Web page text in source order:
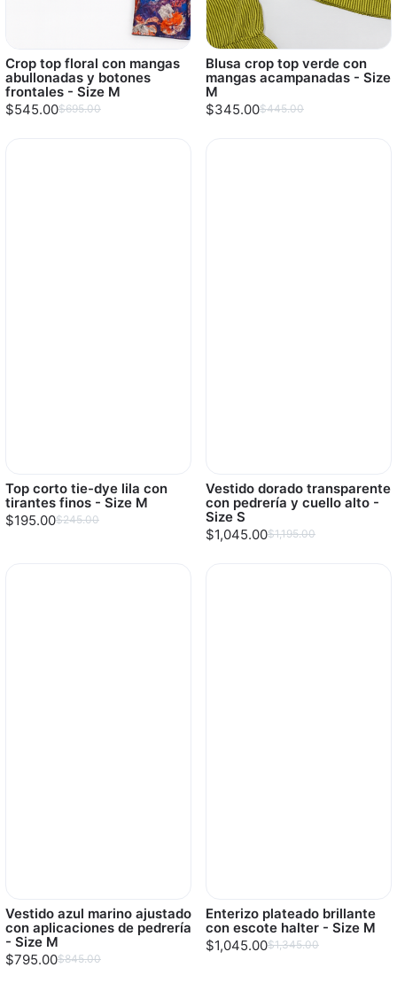
Crop top floral con mangas
abullonadas y botones
frontales - Size M
$545.00$695.00
Blusa crop top verde con
mangas acampanadas - Size
M
$345.00$445.00
Top corto tie-dye lila con
tirantes finos - Size M
$195.00$245.00
Vestido dorado transparente
con pedrería y cuello alto -
Size S
$1,045.00$1,195.00
Vestido azul marino ajustado
con aplicaciones de pedrería
- Size M
$795.00$845.00
Enterizo plateado brillante
con escote halter - Size M
$1,045.00$1,345.00